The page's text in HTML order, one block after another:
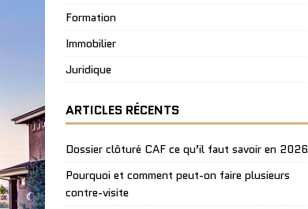
Formation
Immobilier
Juridique
ARTICLES RÉCENTS
Dossier clôturé CAF ce qu’il faut savoir en 2026
Pourquoi et comment peut-on faire plusieurs
contre-visite